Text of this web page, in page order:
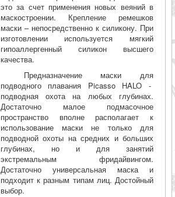
это за счет применения новых веяний в
маскостроении. Крепление ремешков
маски – непосредственно к силикону. При
изготовлении используется мягкий
гипоаллергенный силикон высшего
качества.
Предназначение маски для
подводного плавания Picasso HALO -
подводная охота на любых глубинах.
Достаточно малое подмасочное
пространство вполне располагает к
использование маски не только для
подводной охоты на средних и больших
глубинах, но и для занятий
экстремальным фридайвингом.
Достаточно универсальная маска и
подходит к разным типам лиц. Достойный
выбор.